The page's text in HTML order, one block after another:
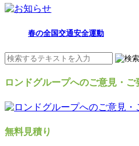
春の全国交通安全運動
ロンドグループへのご意見・ご
無料見積り